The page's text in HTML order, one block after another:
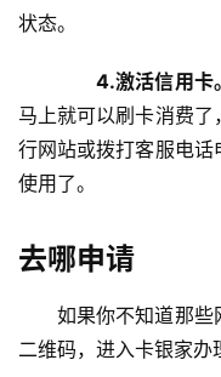
状态。
4.激活信用卡。
马上就可以刷卡消费
行网站或拨打客服电
使用了。
去哪申请
如果你不知道那些
二维码，进入卡银家办